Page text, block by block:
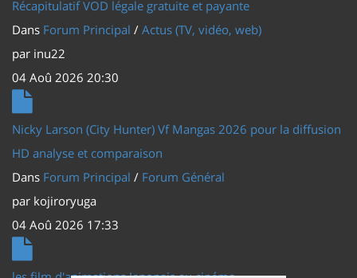
Récapitulatif VOD légale gratuite et payante
Dans Forum Principal / Actus (TV, vidéo, web)
par inu22
04 Aoû 2026 20:30
Nicky Larson (City Hunter) Vf Mangas 2026 pour la diffusion
HD analyse et comparaison
Dans Forum Principal / Forum Général
par kojiroryuga
04 Aoû 2026 17:33